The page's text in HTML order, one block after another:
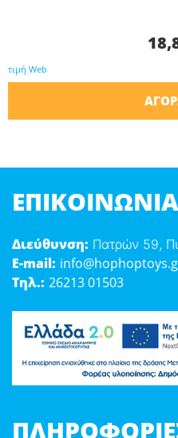
τιμή Web
ΕΠΙΚΟΙΝΩΝΊΑ
Διεύθυνση: Πατρών 59,
E-mail:
Τηλ.: 26213 01503